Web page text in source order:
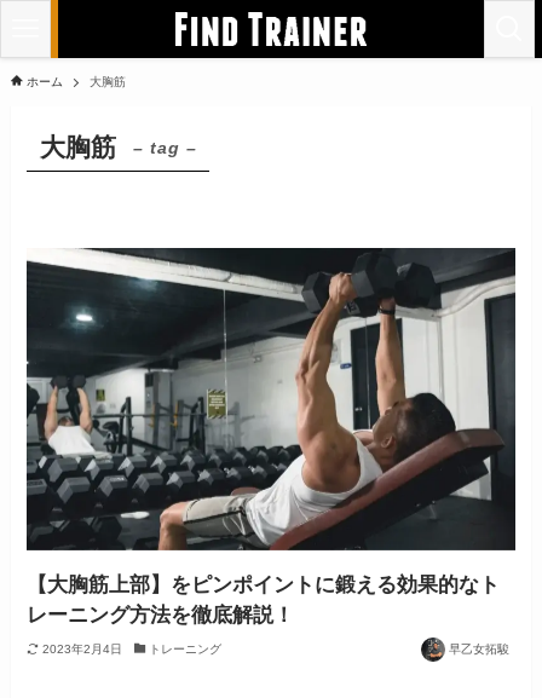
ホーム 大胸筋
大胸筋 – tag –
【大胸筋上部】をピンポイントに鍛える効果的なト
レーニング方法を徹底解説！
2023年2月4日 トレーニング 早乙女拓駿